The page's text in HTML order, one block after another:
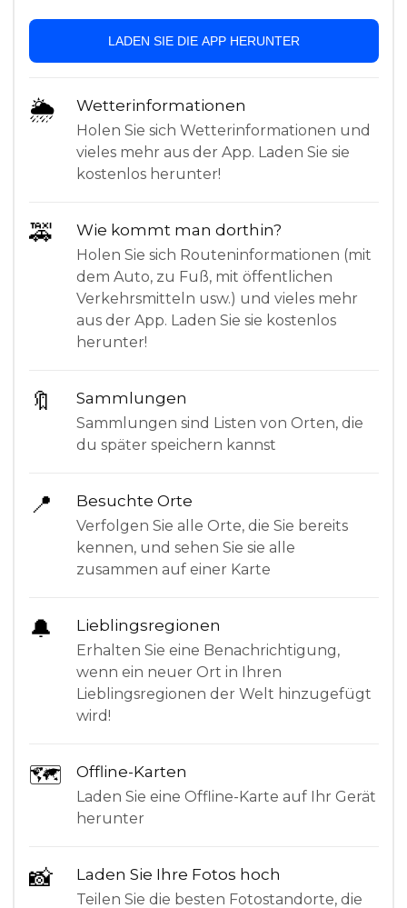
LADEN SIE DIE APP HERUNTER
🌦 Wetterinformationen
Holen Sie sich Wetterinformationen und
vieles mehr aus der App. Laden Sie sie
kostenlos herunter!
🚕 Wie kommt man dorthin?
Holen Sie sich Routeninformationen (mit
dem Auto, zu Fuß, mit öffentlichen
Verkehrsmitteln usw.) und vieles mehr
aus der App. Laden Sie sie kostenlos
herunter!
🔖 Sammlungen
Sammlungen sind Listen von Orten, die
du später speichern kannst
📍 Besuchte Orte
Verfolgen Sie alle Orte, die Sie bereits
kennen, und sehen Sie sie alle
zusammen auf einer Karte
🔔 Lieblingsregionen
Erhalten Sie eine Benachrichtigung,
wenn ein neuer Ort in Ihren
Lieblingsregionen der Welt hinzugefügt
wird!
🗺 Offline-Karten
Laden Sie eine Offline-Karte auf Ihr Gerät
herunter
📸 Laden Sie Ihre Fotos hoch
Teilen Sie die besten Fotostandorte, die